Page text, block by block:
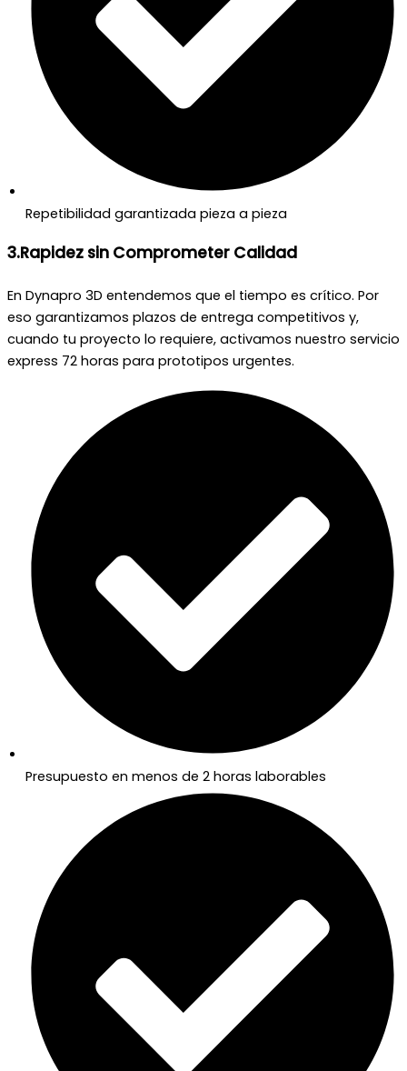
Repetibilidad garantizada pieza a pieza
3.Rapidez sin Comprometer Calidad
En Dynapro 3D entendemos que el tiempo es crítico. Por
eso garantizamos plazos de entrega competitivos y,
cuando tu proyecto lo requiere, activamos nuestro servicio
express 72 horas para prototipos urgentes.
Presupuesto en menos de 2 horas laborables